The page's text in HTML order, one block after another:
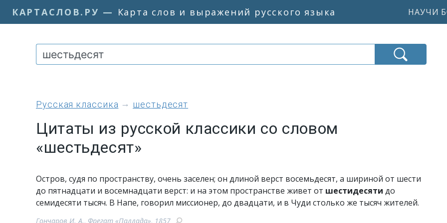
КАРТАСЛОВ.РУ — Карта слов и выражений русского языка НАУЧИ
Русская классика шестьдесят
Цитаты из русской классики со словом
«шестьдесят»
Остров, судя по пространству, очень заселен; он длиной верст восемьдесят, а шириной от шести
до пятнадцати и восемнадцати верст: и на этом пространстве живет от шестидесяти до
семидесяти тысяч. В Напе, говорил миссионер, до двадцати, и в Чуди столько же тысяч жителей.
Гончаров И. А., Фрегат «Паллада», 1857